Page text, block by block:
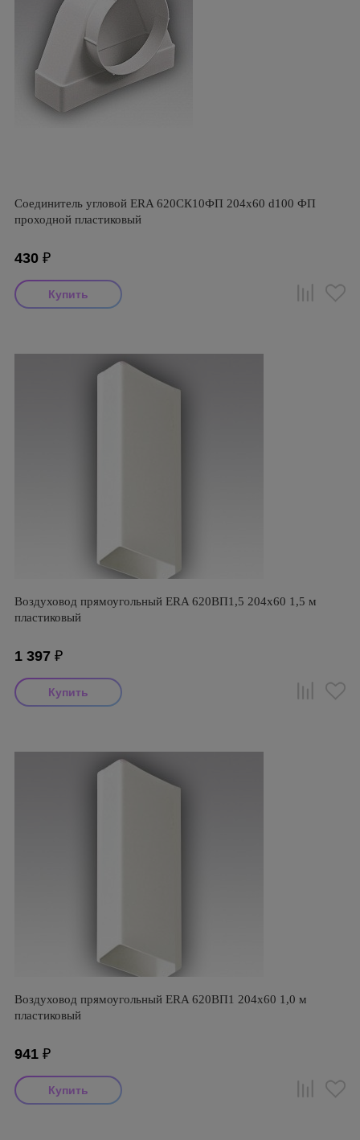
Соединитель угловой ERA 620СК10ФП 204х60 d100 ФП
проходной пластиковый
430 ₽
Воздуховод прямоугольный ERA 620ВП1,5 204х60 1,5 м
пластиковый
1 397 ₽
Воздуховод прямоугольный ERA 620ВП1 204х60 1,0 м
пластиковый
941 ₽